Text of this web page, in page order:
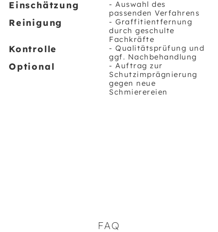
Einschätzung
- Auswahl des
passenden Verfahrens
Reinigung
- Graffitientfernung
durch geschulte
Fachkräfte
Kontrolle
- Qualitätsprüfung und
ggf. Nachbehandlung
Optional
- Auftrag zur
Schutzimprägnierung
gegen neue
Schmierereien
FAQ